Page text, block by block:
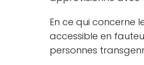
En ce qui concerne
accessible en
personnes